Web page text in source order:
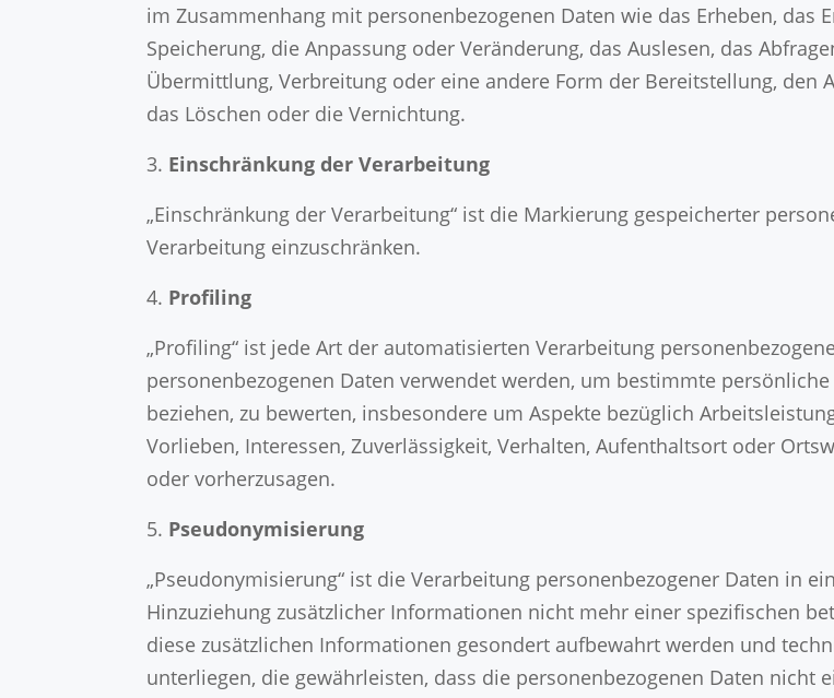
im Zusammenhang mit personenbezogenen Daten wie das Erheben, das
Speicherung, die Anpassung oder Veränderung, das Auslesen, das
Übermittlung, Verbreitung oder eine andere Form der Bereitstellung, den
das Löschen oder die Vernichtung.
Einschränkung der Verarbeitung
„Einschränkung der Verarbeitung“ ist die Markierung gespeicherter
Verarbeitung einzuschränken.
Profiling
„Profiling“ ist jede Art der automatisierten Verarbeitung
personenbezogenen Daten verwendet werden, um bestimmte
beziehen, zu bewerten, insbesondere um Aspekte bezüglich
Vorlieben, Interessen, Zuverlässigkeit, Verhalten, Aufenthaltsort oder
oder vorherzusagen.
Pseudonymisierung
„Pseudonymisierung“ ist die Verarbeitung personenbezogener Daten in
Hinzuziehung zusätzlicher Informationen nicht mehr einer spezifischen
diese zusätzlichen Informationen gesondert aufbewahrt werden und
unterliegen, die gewährleisten, dass die personenbezogenen Daten